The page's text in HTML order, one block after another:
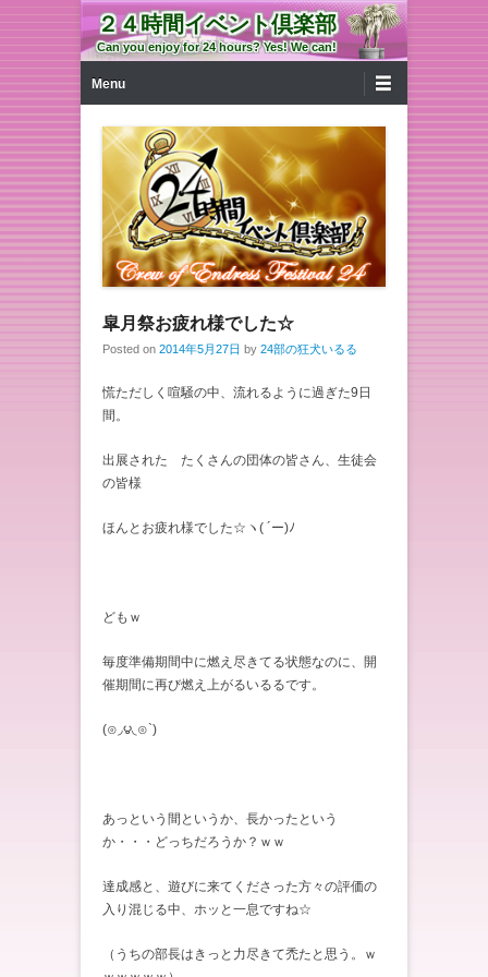
２４時間イベント倶楽部
Can you enjoy for 24 hours? Yes! We can!
Menu
皐月祭お疲れ様でした☆
Posted on 2014年5月27日 by 24部の狂犬いるる
慌ただしく喧騒の中、流れるように過ぎた9日
間。
出展された たくさんの団体の皆さん、生徒会
の皆様
ほんとお疲れ様でした☆ヽ( ´ー)ﾉ
どもｗ
毎度準備期間中に燃え尽きてる状態なのに、開
催期間に再び燃え上がるいるるです。
(⊙◞౪◟⊙`)
あっという間というか、長かったという
か・・・どっちだろうか？ｗｗ
達成感と、遊びに来てくださった方々の評価の
入り混じる中、ホッと一息ですね☆
（うちの部長はきっと力尽きて禿たと思う。ｗ